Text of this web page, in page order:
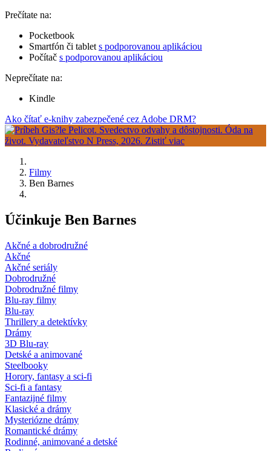
Prečítate na:
Pocketbook
Smartfón či tablet s podporovanou aplikáciou
Počítač s podporovanou aplikáciou
Neprečítate na:
Kindle
Ako čítať e-knihy zabezpečené cez Adobe DRM?
Filmy
Ben Barnes
Účinkuje Ben Barnes
Akčné a dobrodružné
Akčné
Akčné seriály
Dobrodružné
Dobrodružné filmy
Blu-ray filmy
Blu-ray
Thrillery a detektívky
Drámy
3D Blu-ray
Detské a animované
Steelbooky
Horory, fantasy a sci-fi
Sci-fi a fantasy
Fantazijné filmy
Klasické a drámy
Mysteriózne drámy
Romantické drámy
Rodinné, animované a detské